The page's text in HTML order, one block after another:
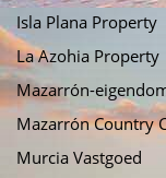
Isla Plana Property
La Azohia Property
Mazarrón-
Mazarrón Country
Murcia Vastgoed